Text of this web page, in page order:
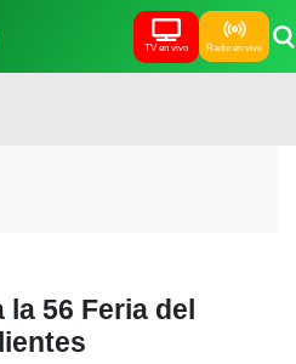
TV en vivo Radio en vivo
la 56 Feria del